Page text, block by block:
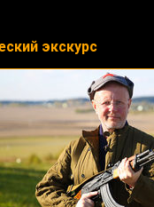
экскурс